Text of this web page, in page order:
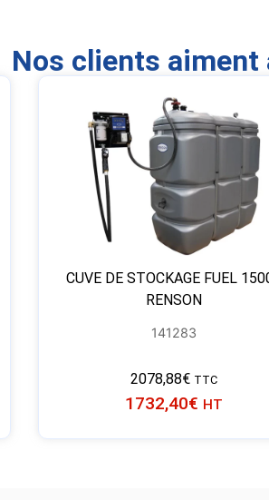
Nos clients aiment
CUVE DE STOCKAGE FUEL
RENSON
141283
2078,88€ TTC
1732,40€ HT